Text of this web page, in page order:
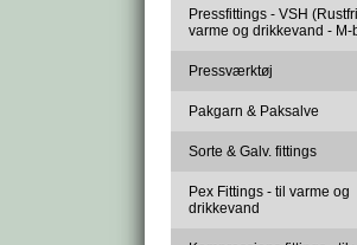
Pressfittings - VSH
varme og drikkevand - M-
Pressværktøj
Pakgarn & Paksalve
Sorte & Galv. fittings
Pex Fittings - til varme og
drikkevand